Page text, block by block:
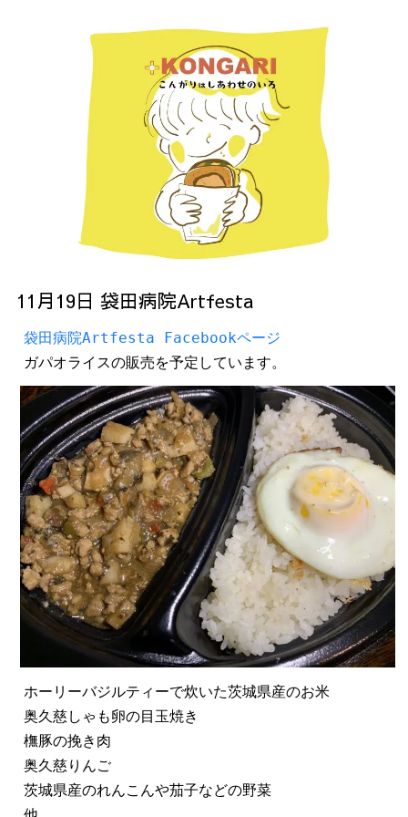
11月19日 袋田病院Artfesta
袋田病院Artfesta Facebookページ
ガパオライスの販売を予定しています。
ホーリーバジルティーで炊いた茨城県産のお米
奥久慈しゃも卵の目玉焼き
橅豚の挽き肉
奥久慈りんご
茨城県産のれんこんや茄子などの野菜